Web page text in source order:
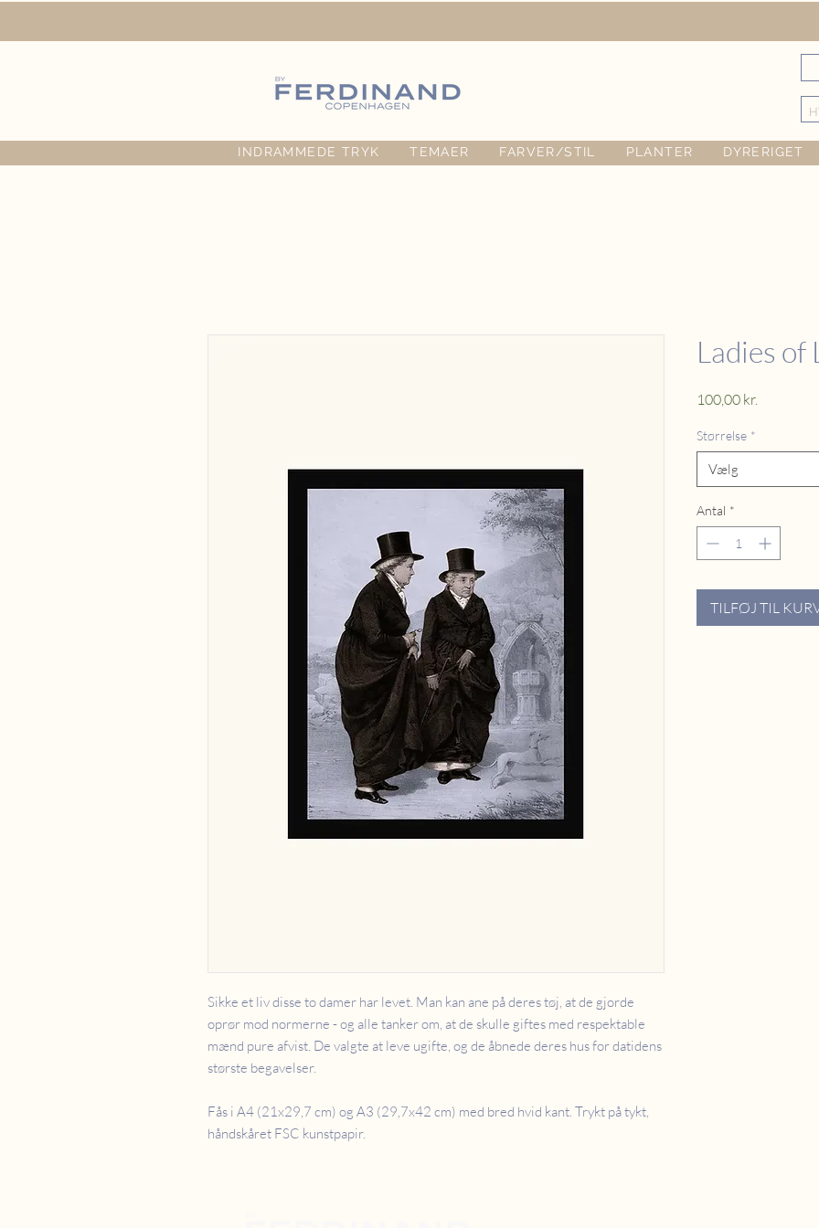
INDRAMMEDE TRYK TEMAER FARVER/STIL PLANTER DYRERIGET
Sikke et liv disse to damer har levet. Man kan ane på deres tøj, at de gjorde
oprør mod normerne - og alle tanker om, at de skulle giftes med respektable
mænd pure afvist. De valgte at leve ugifte, og de åbnede deres hus for datidens
største begavelser.
Fås i A4 (21x29,7 cm) og A3 (29,7x42 cm) med bred hvid kant. Trykt på tykt,
håndskåret FSC kunstpapir.
Ladies of
100,00 kr.
Størrelse *
Vælg
Antal *
TILFØJ TIL